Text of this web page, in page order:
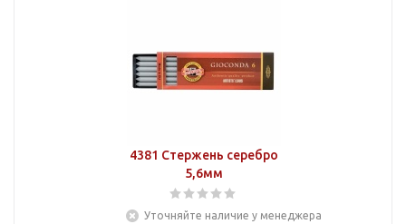
4381 Стержень серебро
5,6мм
Уточняйте наличие у менеджера